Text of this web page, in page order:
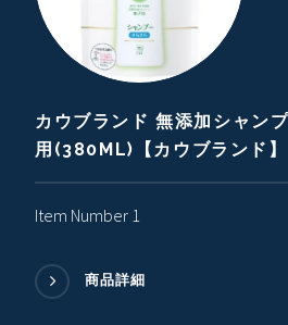
カウブランド 無添加シャン
用(380ML)【カウブランド】
Item Number 1
商品詳細